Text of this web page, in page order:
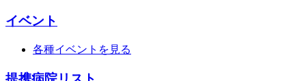
イベント
各種イベントを見る